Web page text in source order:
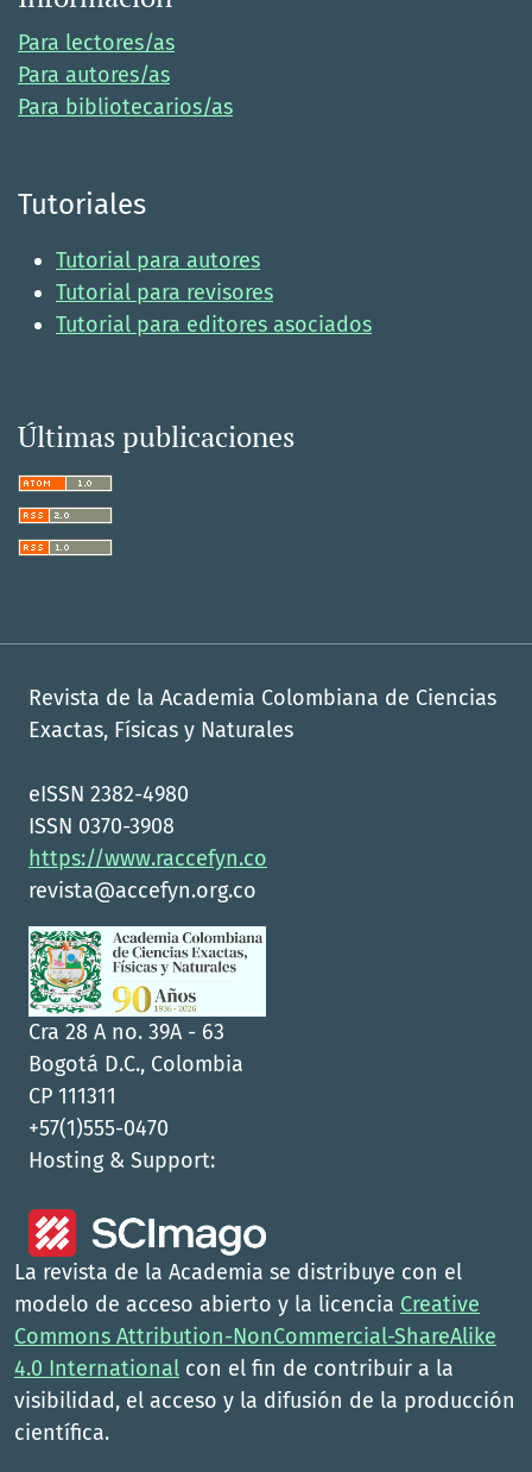
Para lectores/as
Para autores/as
Para bibliotecarios/as
Tutoriales
Tutorial para autores
Tutorial para revisores
Tutorial para editores asociados
Últimas publicaciones
Revista de la Academia Colombiana de Ciencias
Exactas, Físicas y Naturales
eISSN 2382-4980
ISSN 0370-3908
https://www.raccefyn.co
revista@accefyn.org.co
Cra 28 A no. 39A - 63
Bogotá D.C., Colombia
CP 111311
+57(1)555-0470
Hosting & Support:
La revista de la Academia se distribuye con el
modelo de acceso abierto y la licencia Creative
Commons Attribution-NonCommercial-ShareAlike
4.0 International con el fin de contribuir a la
visibilidad, el acceso y la difusión de la producción
científica.